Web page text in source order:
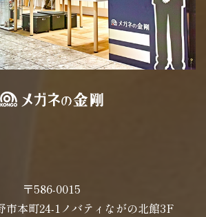
〒586-0015
市本町24-1ノバティながの北館3F